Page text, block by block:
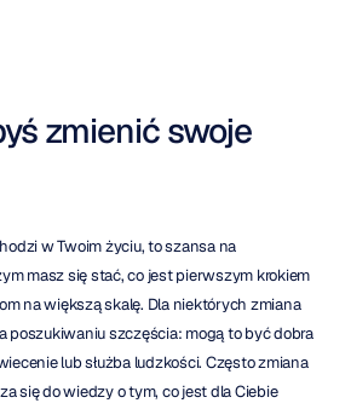
zmienić swoje
w Twoim życiu, to szansa na
masz się stać, co jest pierwszym krokiem
na większą skalę. Dla niektórych zmiana
poszukiwaniu szczęścia: mogą to być dobra
lub służba ludzkości. Często zmiana
się do wiedzy o tym, co jest dla Ciebie